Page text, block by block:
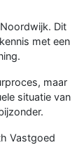
Dit
met een
maar
situatie van
Vastgoed